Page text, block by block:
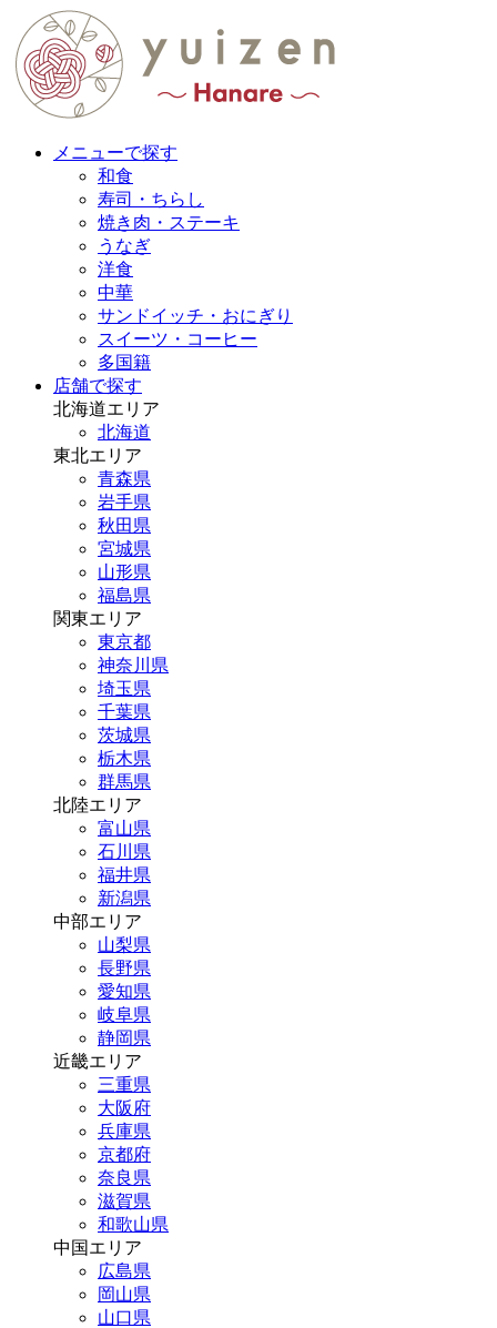
メニューで探す
和食
寿司・ちらし
焼き肉・ステーキ
うなぎ
洋食
中華
サンドイッチ・おにぎり
スイーツ・コーヒー
多国籍
店舗で探す
北海道エリア
北海道
東北エリア
青森県
岩手県
秋田県
宮城県
山形県
福島県
関東エリア
東京都
神奈川県
埼玉県
千葉県
茨城県
栃木県
群馬県
北陸エリア
富山県
石川県
福井県
新潟県
中部エリア
山梨県
長野県
愛知県
岐阜県
静岡県
近畿エリア
三重県
大阪府
兵庫県
京都府
奈良県
滋賀県
和歌山県
中国エリア
広島県
岡山県
山口県